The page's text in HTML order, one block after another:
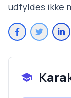
udfyldes ikke